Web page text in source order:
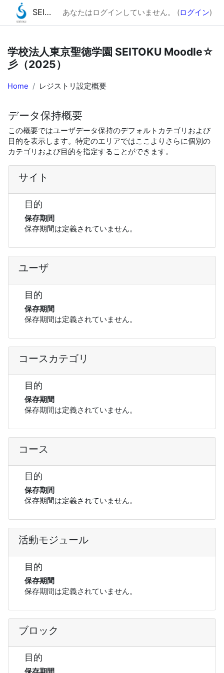
メインコンテンツへスキップする
SEITOKU Moodle☆彡（2025） あなたはログインしていません。 (ログイン)
学校法人東京聖徳学園 SEITOKU Moodle☆
彡（2025）
Home レジストリ設定概要
データ保持概要
この概要ではユーザデータ保持のデフォルトカテゴリおよび
目的を表示します。特定のエリアではここよりさらに個別の
カテゴリおよび目的を指定することができます。
サイト
目的
保存期間
保存期間は定義されていません。
ユーザ
目的
保存期間
保存期間は定義されていません。
コースカテゴリ
目的
保存期間
保存期間は定義されていません。
コース
目的
保存期間
保存期間は定義されていません。
活動モジュール
目的
保存期間
保存期間は定義されていません。
ブロック
目的